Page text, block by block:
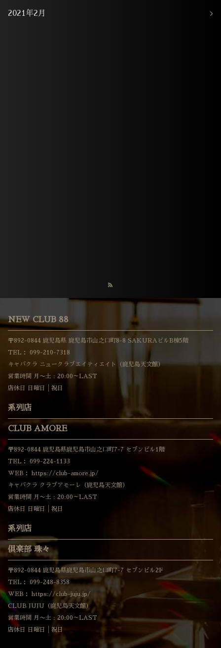
2021年2月
NEW CLUB 88
〒892-0844 鹿児島県 鹿児島市山之口町8-8 SAKURAビルB棟5階
TEL：
099-210-7318
キャバクラ ニュークラブエイティエイト（鹿児島天文館）
営業時間 月〜土 : 20:00～LAST
店休日 日曜日│祝日
系列店
CLUB AMORE
〒892-0844 鹿児島県鹿児島市山之口町7-7 セブンビル1階
TEL：
099-224-1133
WEB：
https://club-amore.jp/
キャバクラ クラブアモーレ（鹿児島天文館）
営業時間 月〜土 : 20:00～LAST
店休日 日曜日│祝日
系列店
倶楽部 珠々
〒892-0844 鹿児島県鹿児島市山之口町7-7 セブンビル2F
TEL：
099-248-8358
WEB：
https://club-juju.jp/
CLUB JUJU（鹿児島天文館）
営業時間 月〜土 : 20:00～LAST
店休日 日曜日│祝日